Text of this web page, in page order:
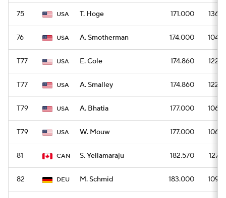
75 USA T. Hoge 171.000 1368
76 USA A. Smotherman 174.000 1044
T77 USA E. Cole 174.860 1224
T77 USA A. Smalley 174.860 1224
T79 USA A. Bhatia 177.000 1062
T79 USA W. Mouw 177.000 1062
81 CAN S. Yellamaraju 182.570 1278
82 DEU M. Schmid 183.000 1098